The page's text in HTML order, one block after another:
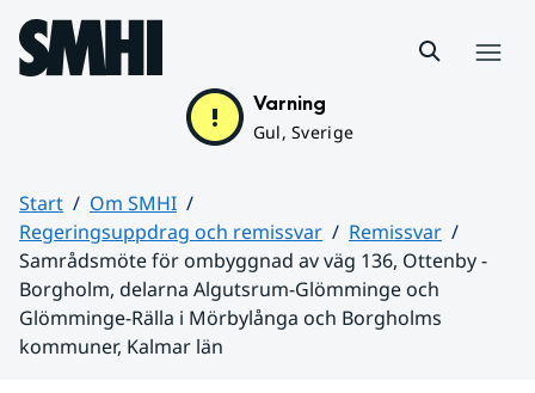
Hoppa till sidans innehåll
Varning
Gul, Sverige
Start
Om SMHI
Regeringsuppdrag och remissvar
Remissvar
Samrådsmöte för ombyggnad av väg 136, Ottenby -
Borgholm, delarna Algutsrum-Glömminge och
Glömminge-Rälla i Mörbylånga och Borgholms
kommuner, Kalmar län